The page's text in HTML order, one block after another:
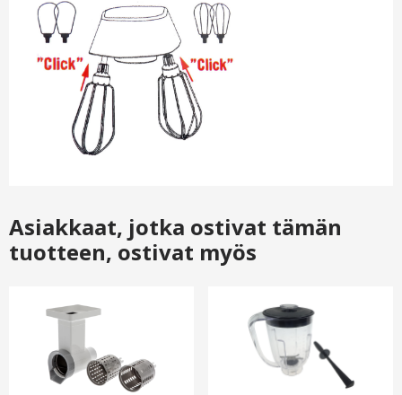
Asiakkaat, jotka ostivat tämän
tuotteen, ostivat myös